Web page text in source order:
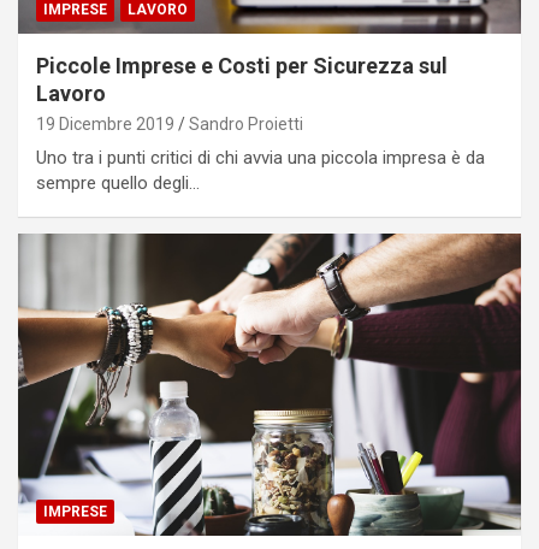
IMPRESE LAVORO
Piccole Imprese e Costi per Sicurezza sul
Lavoro
19 Dicembre 2019 Sandro Proietti
Uno tra i punti critici di chi avvia una piccola impresa è da
sempre quello degli…
IMPRESE